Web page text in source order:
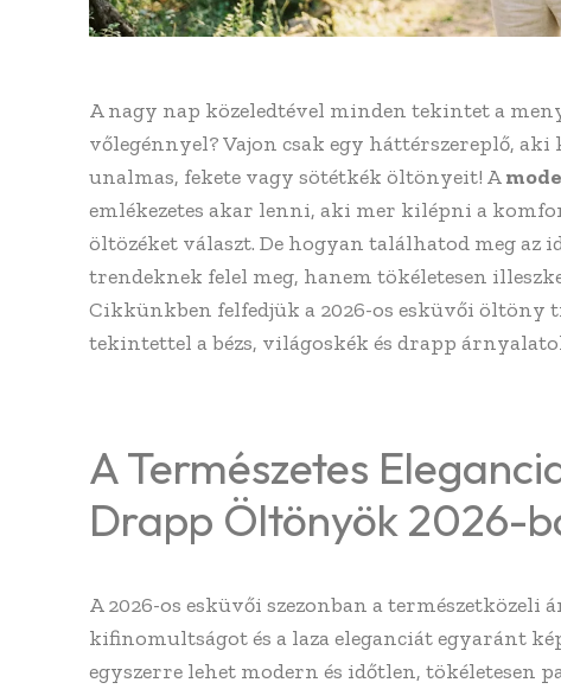
A nagy nap közeledtével minden tekintet a
vőlegénnyel? Vajon csak egy háttérszereplő,
unalmas, fekete vagy sötétkék öltönyeit! A
emlékezetes akar lenni, aki mer kilépni a
öltözéket választ. De hogyan találhatod meg az
trendeknek felel meg, hanem tökéletesen
Cikkünkben felfedjük a 2026-os esküvői
tekintettel a bézs, világoskék és drapp
A Természetes
Drapp Öltönyök 2026-
A 2026-os esküvői szezonban a
kifinomultságot és a laza eleganciát egyaránt
egyszerre lehet modern és időtlen, tökéletesen